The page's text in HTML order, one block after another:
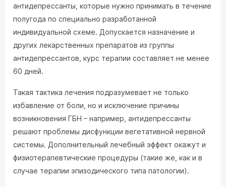
антидепрессанты, которые нужно принимать в течение
полугода по специально разработанной
индивидуальной схеме. Допускается назначение и
других лекарственных препаратов из группы
антидепрессантов, курс терапии составляет не менее
60 дней.
Такая тактика лечения подразумевает не только
избавление от боли, но и исключение причины
возникновения ГБН – например, антидепрессанты
решают проблемы дисфункции вегетативной нервной
системы. Дополнительный лечебный эффект окажут и
физиотерапевтические процедуры (такие же, как и в
случае терапии эпизодического типа патологии).